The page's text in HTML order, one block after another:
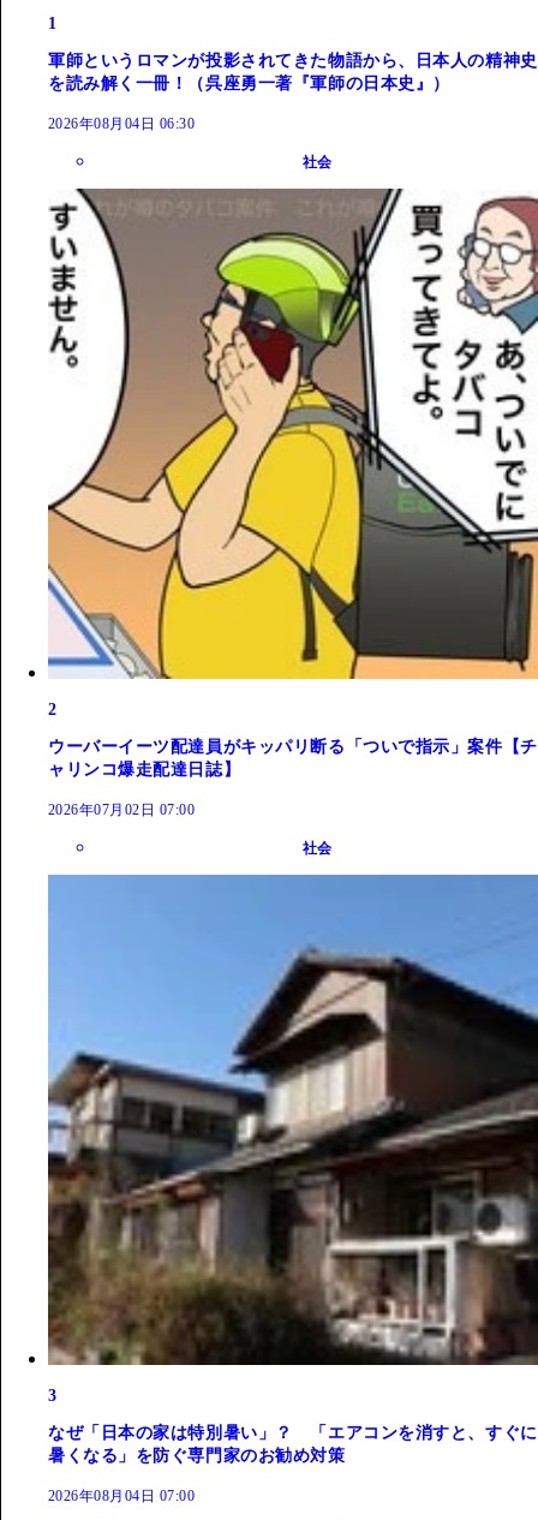
1
軍師というロマンが投影されてきた物語から、日本人の精神史
を読み解く一冊！（呉座勇一著『軍師の日本史』）
2026年08月04日 06:30
社会
2
ウーバーイーツ配達員がキッパリ断る「ついで指示」案件【チ
ャリンコ爆走配達日誌】
2026年07月02日 07:00
社会
3
なぜ「日本の家は特別暑い」？ 「エアコンを消すと、すぐに
暑くなる」を防ぐ専門家のお勧め対策
2026年08月04日 07:00